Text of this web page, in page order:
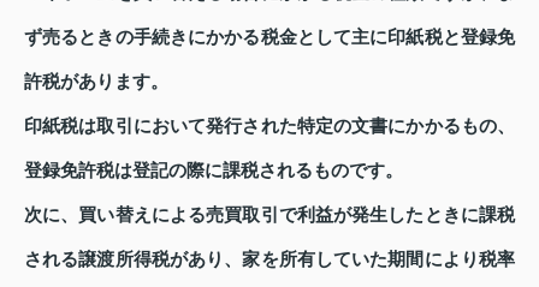
ず売るときの手続きにかかる税金として主に印紙税と登録免
許税があります。
印紙税は取引において発行された特定の文書にかかるもの、
登録免許税は登記の際に課税されるものです。
次に、買い替えによる売買取引で利益が発生したときに課税
される譲渡所得税があり、家を所有していた期間により税率